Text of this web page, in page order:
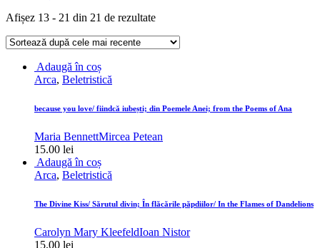
Afișez 13 - 21 din 21 de rezultateSortat
cele
Adaugă în coș
Arca, Beletristică
because you love/ fiindcă iubești; din Poemele Anei; from the Poems of Ana
Maria BennettMircea Petean
15.00 lei
Adaugă în coș
Arca, Beletristică
The Divine Kiss/ Sărutul divin; În flăcările păpdiilor/ In the Flames of Dandelions
Carolyn Mary KleefeldIoan Nistor
15.00 lei